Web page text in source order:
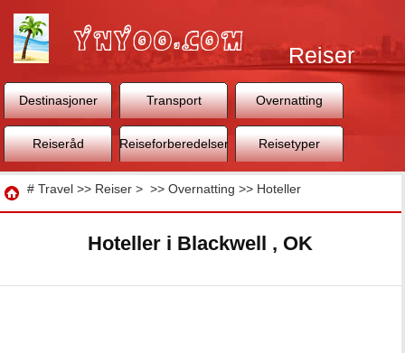
Reiser
Destinasjoner Transport Overnatting
Reiseråd Reiseforberedelser Reisetyper
Reise
# Travel >> Reiser > >> Overnatting >> Hoteller
Hoteller i Blackwell , OK